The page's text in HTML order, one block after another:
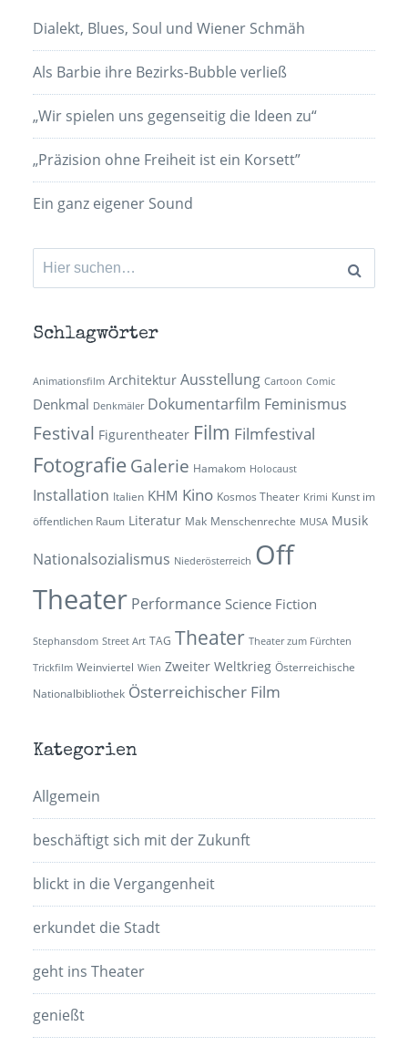
Dialekt, Blues, Soul und Wiener Schmäh
Als Barbie ihre Bezirks-Bubble verließ
„Wir spielen uns gegenseitig die Ideen zu“
„Präzision ohne Freiheit ist ein Korsett”
Ein ganz eigener Sound
Suchen
nach:
Schlagwörter
Animationsfilm Architektur Ausstellung Cartoon Comic
Denkmal Denkmäler Dokumentarfilm Feminismus
Festival Figurentheater Film Filmfestival
Fotografie Galerie Hamakom Holocaust
Installation Italien KHM Kino Kosmos Theater Krimi Kunst im
öffentlichen Raum Literatur Mak Menschenrechte MUSA Musik
Nationalsozialismus Niederösterreich Off
Theater Performance Science Fiction
Stephansdom Street Art TAG Theater Theater zum Fürchten
Trickfilm Weinviertel Wien Zweiter Weltkrieg Österreichische
Nationalbibliothek Österreichischer Film
Kategorien
Allgemein
beschäftigt sich mit der Zukunft
blickt in die Vergangenheit
erkundet die Stadt
geht ins Theater
genießt